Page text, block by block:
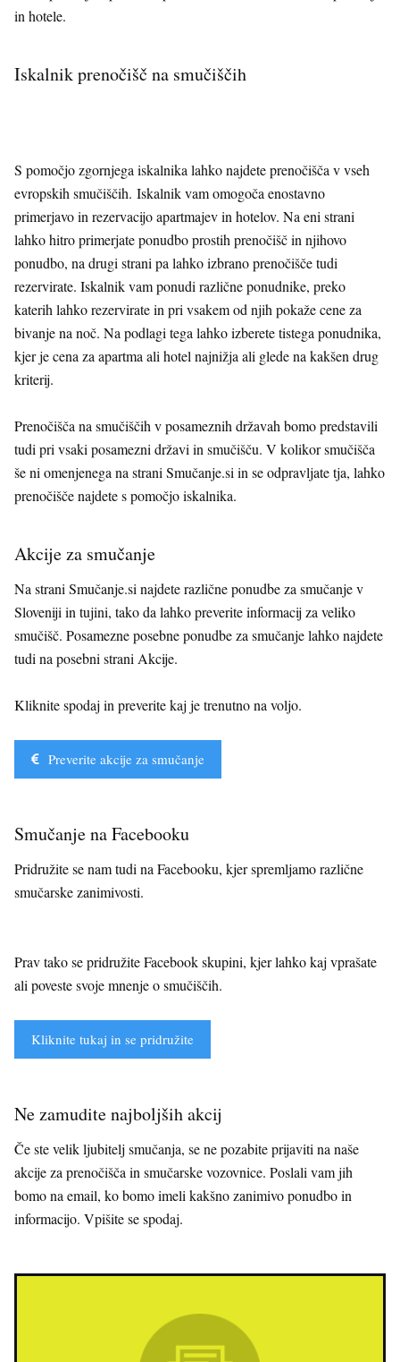
in hotele.
Iskalnik prenočišč na smučiščih
S pomočjo zgornjega iskalnika lahko najdete prenočišča v vseh
evropskih smučiščih. Iskalnik vam omogoča enostavno
primerjavo in rezervacijo apartmajev in hotelov. Na eni strani
lahko hitro primerjate ponudbo prostih prenočišč in njihovo
ponudbo, na drugi strani pa lahko izbrano prenočišče tudi
rezervirate. Iskalnik vam ponudi različne ponudnike, preko
katerih lahko rezervirate in pri vsakem od njih pokaže cene za
bivanje na noč. Na podlagi tega lahko izberete tistega ponudnika,
kjer je cena za apartma ali hotel najnižja ali glede na kakšen drug
kriterij.
Prenočišča na smučiščih v posameznih državah bomo predstavili
tudi pri vsaki posamezni državi in smučišču. V kolikor smučišča
še ni omenjenega na strani Smučanje.si in se odpravljate tja, lahko
prenočišče najdete s pomočjo iskalnika.
Akcije za smučanje
Na strani Smučanje.si najdete različne ponudbe za smučanje v
Sloveniji in tujini, tako da lahko preverite informacij za veliko
smučišč. Posamezne posebne ponudbe za smučanje lahko najdete
tudi na posebni strani Akcije.
Kliknite spodaj in preverite kaj je trenutno na voljo.
Preverite akcije za smučanje
Smučanje na Facebooku
Pridružite se nam tudi na Facebooku, kjer spremljamo različne
smučarske zanimivosti.
Prav tako se pridružite Facebook skupini, kjer lahko kaj vprašate
ali poveste svoje mnenje o smučiščih.
Kliknite tukaj in se pridružite
Ne zamudite najboljših akcij
Če ste velik ljubitelj smučanja, se ne pozabite prijaviti na naše
akcije za prenočišča in smučarske vozovnice. Poslali vam jih
bomo na email, ko bomo imeli kakšno zanimivo ponudbo in
informacijo. Vpišite se spodaj.